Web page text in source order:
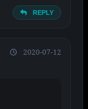
REPLY
2020-07-12